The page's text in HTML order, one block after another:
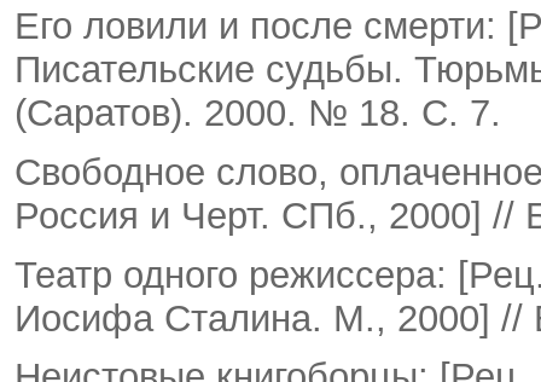
Его ловили и после смерти:
Писательские судьбы.
(Саратов). 2000. № 18. С. 7.
Свободное слово,
Россия и Черт. СПб., 2000] //
Театр одного режиссера:
Иосифа Сталина. М., 2000] //